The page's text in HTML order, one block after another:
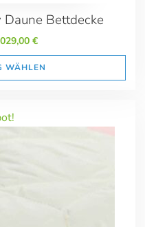
Bettdecke
€
WÄHLEN